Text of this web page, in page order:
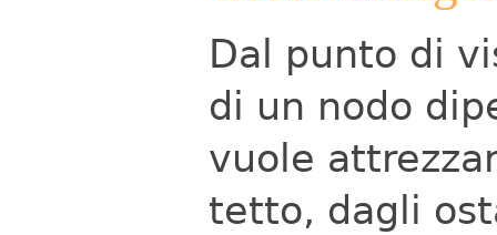
Dal punto di
di un nodo
vuole
tetto, dagli